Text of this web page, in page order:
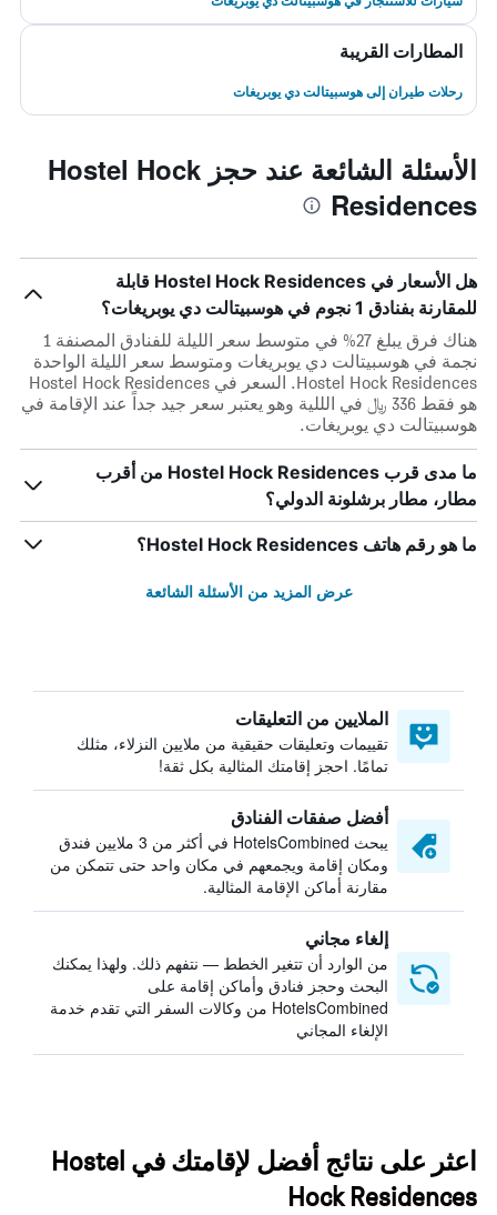
المطارات القريبة
رحلات طيران إلى هوسبيتالت دي يوبريغات
الأسئلة الشائعة عند حجز Hostel Hock
Residences
هل الأسعار في Hostel Hock Residences قابلة
للمقارنة بفنادق 1 نجوم في هوسبيتالت دي يوبريغات؟
هناك فرق يبلغ 27% في متوسط ​​سعر الليلة للفنادق المصنفة 1
نجمة في هوسبيتالت دي يوبريغات ومتوسط ​​سعر الليلة الواحدة
Hostel Hock Residences. السعر في Hostel Hock Residences
هو فقط 336 ﷼ في الللية وهو يعتبر سعر جيد جداً عند الإقامة في
هوسبيتالت دي يوبريغات.
ما مدى قرب Hostel Hock Residences من أقرب
مطار، مطار برشلونة الدولي؟
ما هو رقم هاتف Hostel Hock Residences؟
عرض المزيد من الأسئلة الشائعة
الملايين من التعليقات
تقييمات وتعليقات حقيقية من ملايين النزلاء، مثلك
تمامًا. احجز إقامتك المثالية بكل ثقة!
أفضل صفقات الفنادق
يبحث HotelsCombined في أكثر من 3 ملايين فندق
ومكان إقامة ويجمعهم في مكان واحد حتى تتمكن من
مقارنة أماكن الإقامة المثالية.
إلغاء مجاني
من الوارد أن تتغير الخطط — نتفهم ذلك. ولهذا يمكنك
البحث وحجز فنادق وأماكن إقامة على
HotelsCombined من وكالات السفر التي تقدم خدمة
الإلغاء المجاني
اعثر على نتائج أفضل لإقامتك في Hostel
Hock Residences